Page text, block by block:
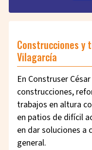
Construcciones y
Vilagarcía
En Construser
construcciones,
trabajos en altura
en patios de difícil
en dar soluciones a
general.